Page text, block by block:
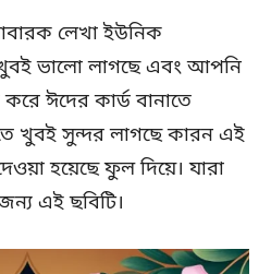
লেখা ইউনিক
খুবই ভালো লাগছে এবং আপনি
ঈদের কার্ড বানাতে
খুবই সুন্দর লাগছে কারন এই
হয়েছে ফুল দিয়ে। যারা
এই ছবিটি।